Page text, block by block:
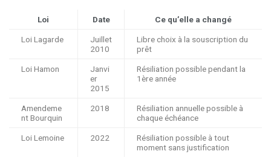
Loi Date Ce qu’elle a changé
Loi Lagarde
Juillet
2010
Libre choix à la souscription du
prêt
Loi Hamon
Janvi
er
2015
Résiliation possible pendant la
1ère année
Amendeme
nt Bourquin
2018
Résiliation annuelle possible à
chaque échéance
Loi Lemoine 2022
Résiliation possible à tout
moment sans justification